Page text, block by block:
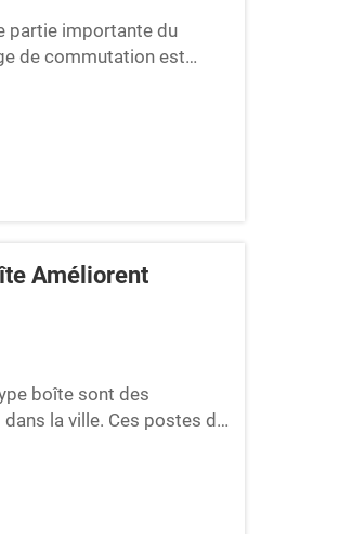
partie importante du
de commutation est
Maintenant, chacun
Améliorent
boîte sont des
la ville. Ces postes de
les écoles... reçoivent